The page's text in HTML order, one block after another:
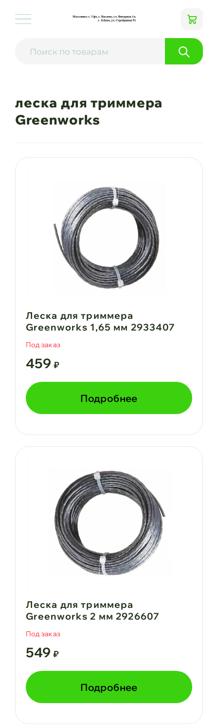
леска для триммера
Greenworks
Леска для триммера
Greenworks 1,65 мм 2933407
Под заказ
459 ₽
Подробнее
Леска для триммера
Greenworks 2 мм 2926607
Под заказ
549 ₽
Подробнее